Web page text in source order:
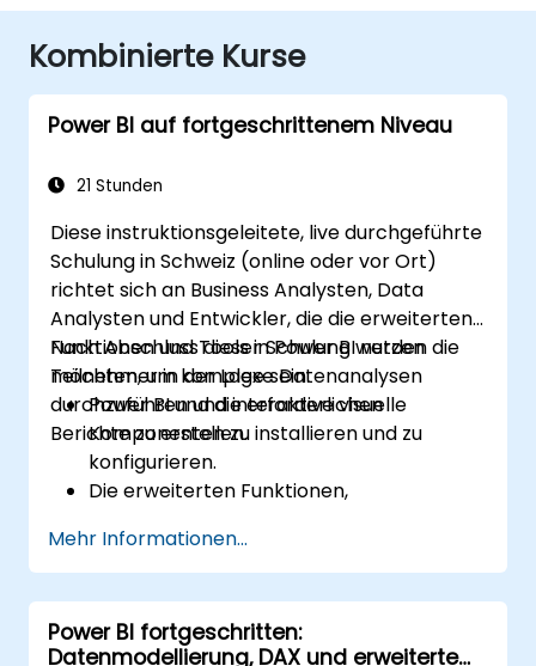
Kombinierte Kurse
Power BI auf fortgeschrittenem Niveau
21 Stunden
Diese instruktionsgeleitete, live durchgeführte
Schulung in Schweiz (online oder vor Ort)
richtet sich an Business Analysten, Data
Analysten und Entwickler, die die erweiterten
Funktionen und Tools in Power BI nutzen
möchten, um komplexe Datenanalysen
durchzuführen und interaktive visuelle
Berichte zu erstellen.
Nach Abschluss dieser Schulung werden die
Teilnehmer in der Lage sein:
Power BI und die erforderlichen
Komponenten zu installieren und zu
konfigurieren.
Die erweiterten Funktionen,
verstehen und zu erkunden.
Wertvolle Einblicke in fortgeschrittene
Datenanalyse und -strategie zu erhalten.
Fortschrittliche Data-Modeling-
Mehr Informationen...
Power BI fortgeschritten:
Datenmodellierung, DAX und erweiterte